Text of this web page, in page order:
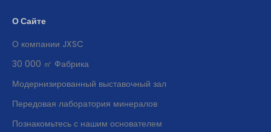
О Сайте
О компании JXSC
30 000 ㎡ Фабрика
Модернизированный выставочный зал
Передовая лаборатория минералов
Познакомьтесь с нашим основателем